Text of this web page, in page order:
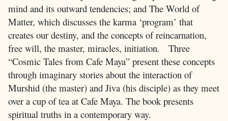
mind and its outward tendencies; and The World of
Matter, which discusses the karma ‘program’ that
creates our destiny, and the concepts of reincarnation,
free will, the master, miracles, initiation. Three
“Cosmic Tales from Cafe Maya” present these concepts
through imaginary stories about the interaction of
Murshid (the master) and Jiva (his disciple) as they meet
over a cup of tea at Cafe Maya. The book presents
spiritual truths in a contemporary way.